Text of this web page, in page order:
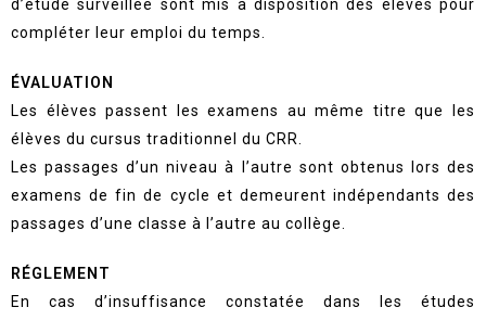
d’étude surveillée sont mis à disposition des élèves pour
compléter leur emploi du temps.
ÉVALUATION
Les élèves passent les examens au même titre que les
élèves du cursus traditionnel du CRR.
Les passages d’un niveau à l’autre sont obtenus lors des
examens de fin de cycle et demeurent indépendants des
passages d’une classe à l’autre au collège.
RÉGLEMENT
En cas d’insuffisance constatée dans les études